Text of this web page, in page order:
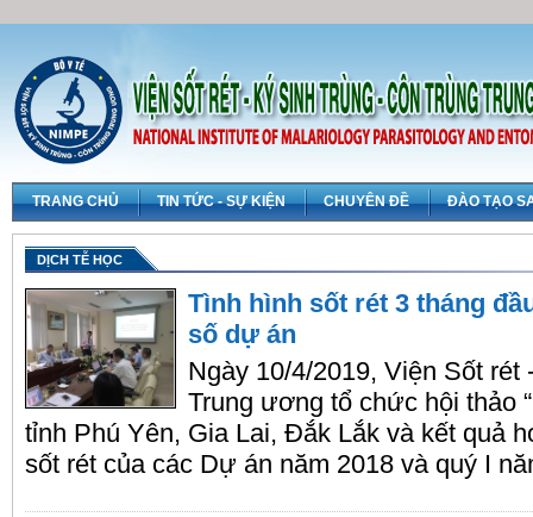
TRANG CHỦ TIN TỨC - SỰ KIỆN CHUYÊN ĐỀ ĐÀO TẠO
DỊCH TỄ HỌC
Tình hình sốt rét 3 tháng
số dự án
Ngày 10/4/2019, Viện Sốt rét
Trung ương tổ chức hội thảo
tỉnh Phú Yên, Gia Lai, Đắk Lắk và kết quả
sốt rét của các Dự án năm 2018 và quý I